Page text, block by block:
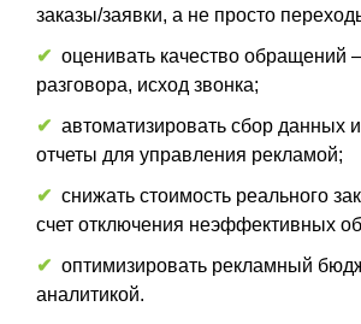
заказы/заявки, а не просто
✔ оценивать качество обращений
разговора, исход звонка;
✔ автоматизировать сбор данных
отчеты для управления рекламой;
✔ снижать стоимость реального
счет отключения неэффективных
✔ оптимизировать рекламный
аналитикой.